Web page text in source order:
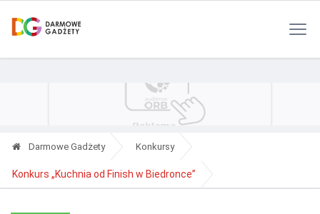
Darmowe Gadżety Konkursy
Konkurs „Kuchnia od Finish w Biedronce”